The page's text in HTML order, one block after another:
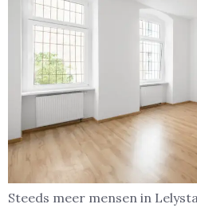
Steeds meer mensen in